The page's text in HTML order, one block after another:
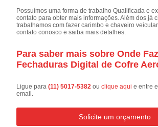
Possuímos uma forma de trabalho Qualificada e
contato para obter mais informações. Além dos já
trabalhamos com fazer carimbo e chaveiro
contato conosco e saiba mais detalhes.
Para saber mais sobre Onde
Fechaduras Digital de Cofre
Ligue para(11) 5017-5382ouclique aqui e entre
email.
Solicite um orçamento